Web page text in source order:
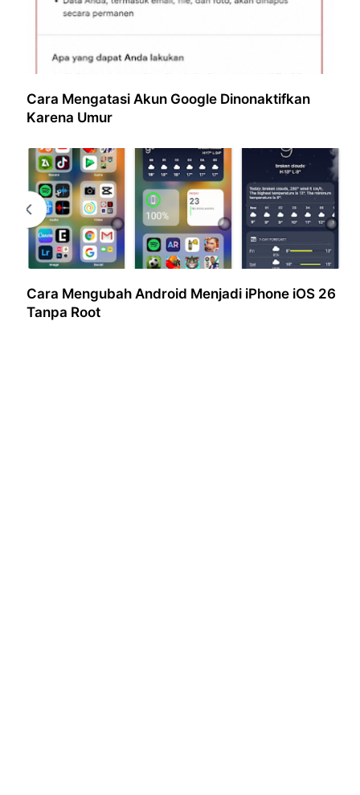
Cara Mengatasi Akun Google Dinonaktifkan
Karena Umur
Cara Mengubah Android Menjadi iPhone iOS 26
Tanpa Root